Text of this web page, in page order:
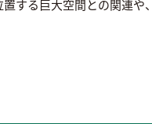
する巨大空間との関連